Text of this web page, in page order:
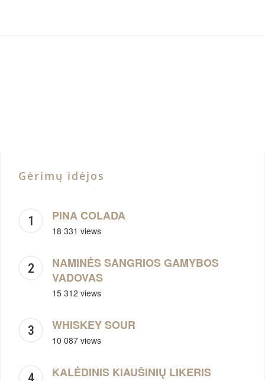
Gėrimų idėjos
PINA COLADA
18 331 views
NAMINĖS SANGRIOS GAMYBOS
VADOVAS
15 312 views
WHISKEY SOUR
10 087 views
KALĖDINIS KIAUŠINIŲ LIKERIS